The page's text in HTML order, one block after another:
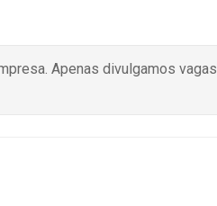
Apenas divulgamos vagas